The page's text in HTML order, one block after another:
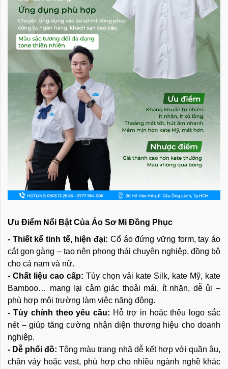
Ưu Điểm Nổi Bật Của Áo Sơ Mi Đồng Phục
- Thiết kế tinh tế, hiện đại: Cổ áo đứng vững form, tay áo
cắt gọn gàng – tạo nên phong thái chuyên nghiệp, đồng bộ
cho cả nam và nữ.
- Chất liệu cao cấp: Tùy chọn vải kate Silk, kate Mỹ, kate
Bamboo… mang lại cảm giác thoải mái, ít nhăn, dễ ủi –
phù hợp môi trường làm việc năng động.
- Tùy chỉnh theo yêu cầu: Hỗ trợ in hoặc thêu logo sắc
nét – giúp tăng cường nhận diện thương hiệu cho doanh
nghiệp.
- Dễ phối đồ: Tông màu trang nhã dễ kết hợp với quần âu,
chân váy hoặc vest, phù hợp cho nhiều ngành nghề khác